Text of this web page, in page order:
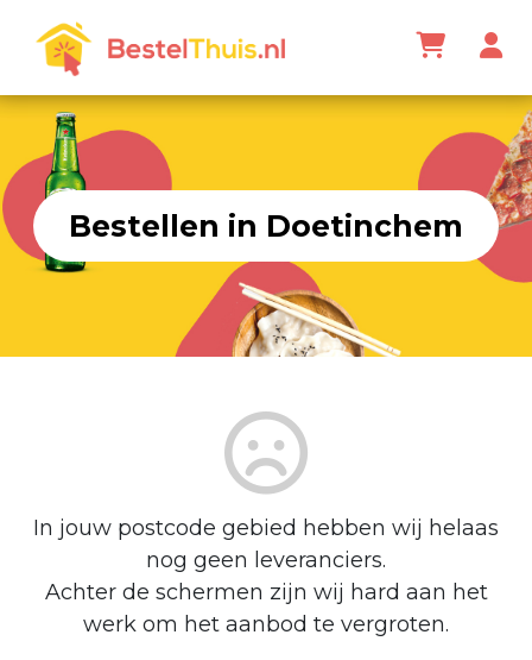
Bestellen in Doetinchem
In jouw postcode gebied hebben wij helaas
nog geen leveranciers.
Achter de schermen zijn wij hard aan het
werk om het aanbod te vergroten.